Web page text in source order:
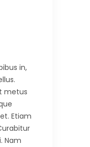
in,
metus
Etiam
Nam